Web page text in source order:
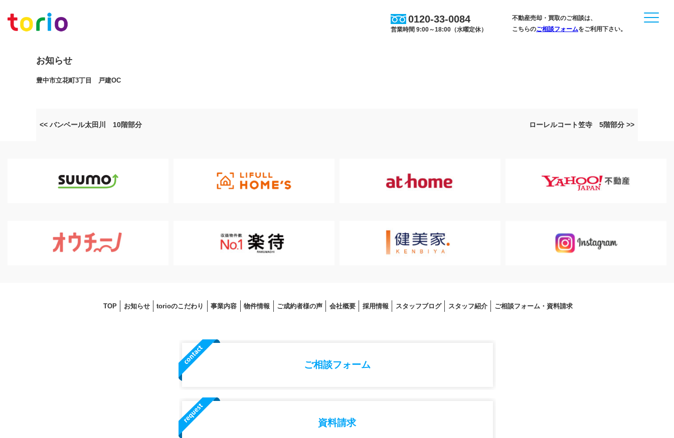
不動産売却・買取のご相談は、
こちらのご相談フォームをご利用下さい。
0120-33-0084
営業時間 9:00～18:00（水曜定休）
お知らせ
豊中市立花町3丁目 戸建OC
<< バンベール太田川 10階部分 ローレルコート笠寺 5階部分 >>
TOP お知らせ torioのこだわり 事業内容 物件情報 ご成約者様の声 会社概要 採⽤情報 スタッフブログ スタッフ紹介 ご相談フォーム・資料請求
ご相談フォーム
資料請求